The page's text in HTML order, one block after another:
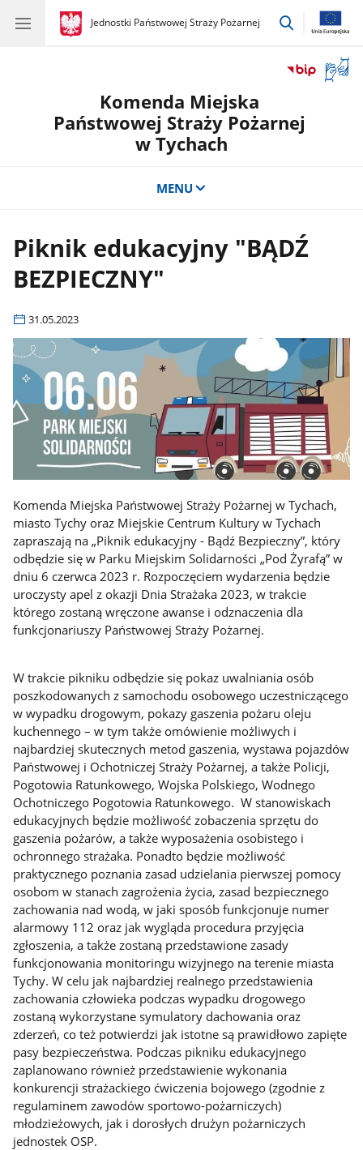
gov.pl
Jednostki Państwowej Straży Pożarnej
gov.pl
Jednostki
przejdź
okno
Komenda Miejska
Państwowej Straży Pożarnej
w Tychach
MENU
Piknik edukacyjny "BĄDŹ
BEZPIECZNY"
31.05.2023
Komenda Miejska Państwowej Straży Pożarnej w Tychach,
miasto Tychy oraz Miejskie Centrum Kultury w Tychach
zapraszają na „Piknik edukacyjny - Bądź Bezpieczny”, który
odbędzie się w Parku Miejskim Solidarności „Pod Żyrafą” w
dniu 6 czerwca 2023 r. Rozpoczęciem wydarzenia będzie
uroczysty apel z okazji Dnia Strażaka 2023, w trakcie
którego zostaną wręczone awanse i odznaczenia dla
funkcjonariuszy Państwowej Straży Pożarnej.
W trakcie pikniku odbędzie się pokaz uwalniania osób
poszkodowanych z samochodu osobowego uczestniczącego
w wypadku drogowym, pokazy gaszenia pożaru oleju
kuchennego – w tym także omówienie możliwych i
najbardziej skutecznych metod gaszenia, wystawa pojazdów
Państwowej i Ochotniczej Straży Pożarnej, a także Policji,
Pogotowia Ratunkowego, Wojska Polskiego, Wodnego
Ochotniczego Pogotowia Ratunkowego. W stanowiskach
edukacyjnych będzie możliwość zobaczenia sprzętu do
gaszenia pożarów, a także wyposażenia osobistego i
ochronnego strażaka. Ponadto będzie możliwość
praktycznego poznania zasad udzielania pierwszej pomocy
osobom w stanach zagrożenia życia, zasad bezpiecznego
zachowania nad wodą, w jaki sposób funkcjonuje numer
alarmowy 112 oraz jak wygląda procedura przyjęcia
zgłoszenia, a także zostaną przedstawione zasady
funkcjonowania monitoringu wizyjnego na terenie miasta
Tychy. W celu jak najbardziej realnego przedstawienia
zachowania człowieka podczas wypadku drogowego
zostaną wykorzystane symulatory dachowania oraz
zderzeń, co też potwierdzi jak istotne są prawidłowo zapięte
pasy bezpieczeństwa. Podczas pikniku edukacyjnego
zaplanowano również przedstawienie wykonania
konkurencji strażackiego ćwiczenia bojowego (zgodnie z
regulaminem zawodów sportowo-pożarniczych)
młodzieżowych, jak i dorosłych drużyn pożarniczych
jednostek OSP.